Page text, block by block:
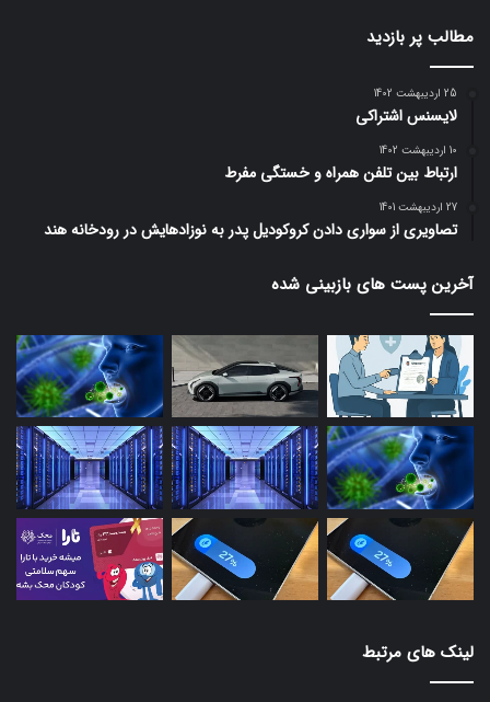
مطالب پر بازدید
25 اردیبهشت 1402
لایسنس اشتراکی
10 اردیبهشت 1402
ارتباط بین تلفن همراه و خستگی مفرط
27 اردیبهشت 1401
تصاویری از سواری دادن کروکودیل پدر به نوزادهایش در رودخانه هند
آخرین پست های بازبینی شده
لینک های مرتبط